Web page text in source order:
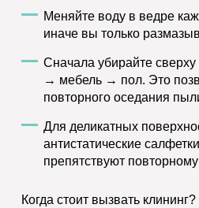
Меняйте воду в ведре
иначе вы только
Сначала убирайте
→ мебель → пол. Это
повторного оседания
Для деликатных
антистатические
препятствуют
Когда стоит вызвать клининг?